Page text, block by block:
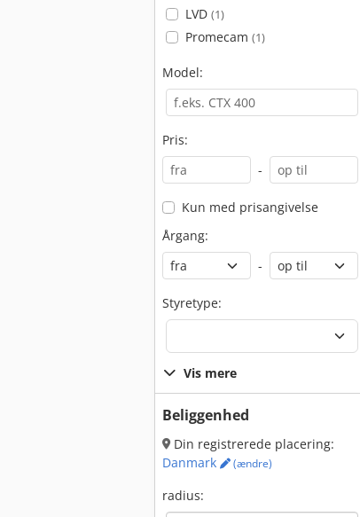
LVD (1)
Promecam (1)
Model:
Pris:
-
Kun med prisangivelse
Årgang:
-
Styretype:
Vis mere
Beliggenhed
Din registrerede placering:
Danmark
(ændre)
radius: